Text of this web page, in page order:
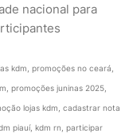
nacional para
kdm, promoções no ceará,
promoções juninas 2025,
lojas kdm, cadastrar nota
piauí, kdm rn, participar